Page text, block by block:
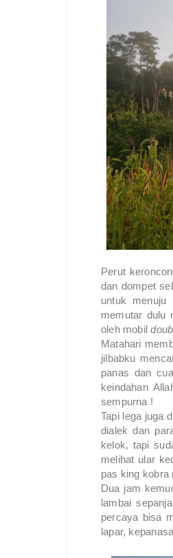
Perut
dan dompet
untuk menuju
memutar dulu
oleh mobil
Matahari
jilbabku
panas dan
keindahan
sempurna !
Tapi lega juga
dialek dan
kelok, tapi
melihat ular
pas king kobra
Dua jam
lambai
percaya bisa
lapar,